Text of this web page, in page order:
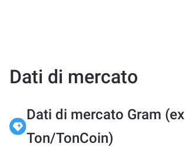
Dati di mercato
Dati di mercato Gram (ex
Ton/TonCoin)